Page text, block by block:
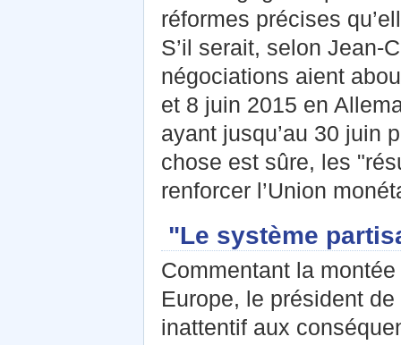
réformes précises
S’il serait, selon Jean-
négociations aient
et 8 juin 2015 en
ayant jusqu’au 30 juin
chose est sûre, les
renforcer l’Union
"Le système
Commentant la
Europe, le président
inattentif aux